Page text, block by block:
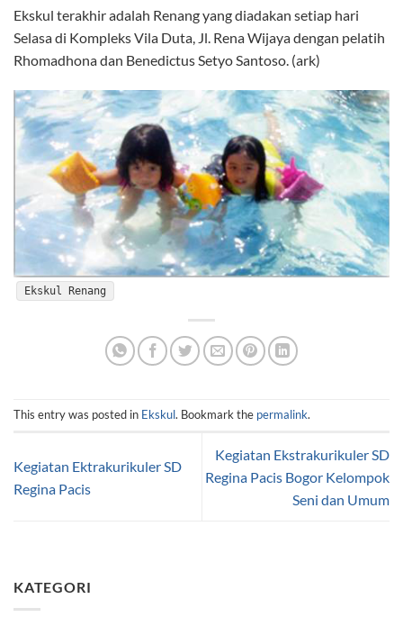
Ekskul terakhir adalah Renang yang diadakan setiap hari
Selasa di Kompleks Vila Duta, Jl. Rena Wijaya dengan pelatih
Rhomadhona dan Benedictus Setyo Santoso. (ark)
Ekskul Renang
This entry was posted in Ekskul. Bookmark the permalink.
Kegiatan Ektrakurikuler SD
Regina Pacis
Kegiatan Ekstrakurikuler SD
Regina Pacis Bogor Kelompok
Seni dan Umum
KATEGORI